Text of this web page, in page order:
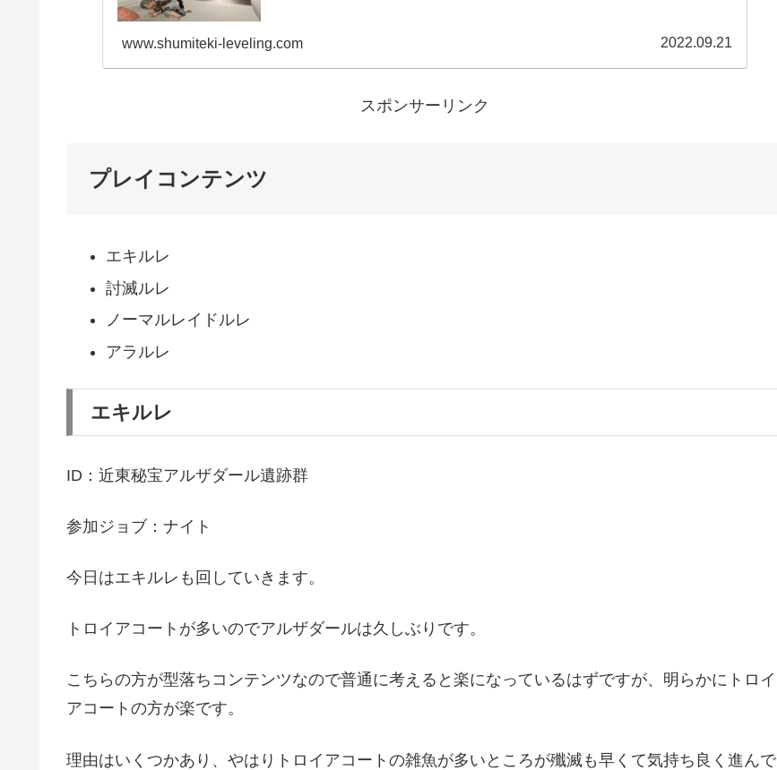
www.shumiteki-leveling.com 2022.09.21
スポンサーリンク
プレイコンテンツ
エキルレ
討滅ルレ
ノーマルレイドルレ
アラルレ
エキルレ
ID：近東秘宝アルザダール遺跡群
参加ジョブ：ナイト
今日はエキルレも回していきます。
トロイアコートが多いのでアルザダールは久しぶりです。
こちらの方が型落ちコンテンツなので普通に考えると楽になっているはずですが、明らかにトロイ
アコートの方が楽です。
理由はいくつかあり、やはりトロイアコートの雑魚が多いところが殲滅も早くて気持ち良く進んで